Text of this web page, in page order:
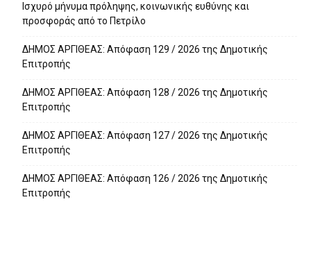
Ισχυρό μήνυμα πρόληψης, κοινωνικής ευθύνης και
προσφοράς από το Πετρίλο
ΔΗΜΟΣ ΑΡΓΙΘΕΑΣ: Απόφαση 129 / 2026 της Δημοτικής
Επιτροπής
ΔΗΜΟΣ ΑΡΓΙΘΕΑΣ: Απόφαση 128 / 2026 της Δημοτικής
Επιτροπής
ΔΗΜΟΣ ΑΡΓΙΘΕΑΣ: Απόφαση 127 / 2026 της Δημοτικής
Επιτροπής
ΔΗΜΟΣ ΑΡΓΙΘΕΑΣ: Απόφαση 126 / 2026 της Δημοτικής
Επιτροπής